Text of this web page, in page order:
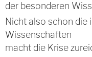
der besonderen
Nicht also schon
Wissenschaften
macht die Krise